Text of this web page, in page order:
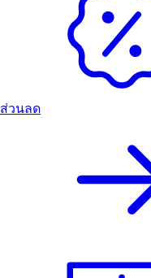
ส่วนลด